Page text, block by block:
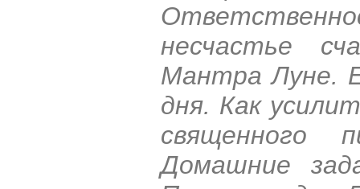
несчастье
Мантра Луне.
дня. Как
священного
Домашние